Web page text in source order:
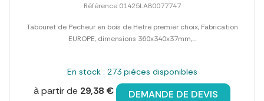
Référence 01425LAB0077747
Tabouret de Pecheur en bois de Hetre premier choix, Fabrication
EUROPE, dimensions 360x340x37mm,...
En stock : 273 pièces disponibles
à partir de 29,38 € DEMANDE DE DEVIS